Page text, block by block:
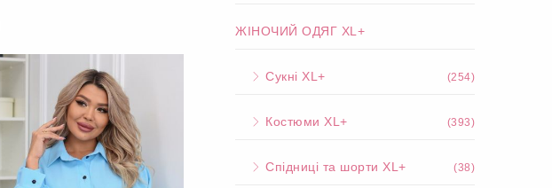
ЖІНОЧИЙ ОДЯГ XL+
Сукні XL+ (254)
Костюми XL+ (393)
Спідниці та шорти XL+ (38)